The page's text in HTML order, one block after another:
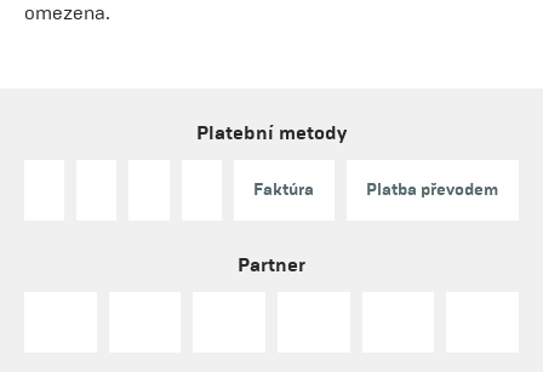
omezena.
Platební metody
Faktúra Platba převodem
Partner